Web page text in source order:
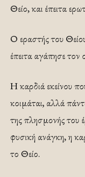
Θείο, και έπειτα
Ο εραστής του
έπειτα αγάπησε
Η καρδιά εκείνου
κοιμάται, αλλά
της πλησμονής του
φυσική ανάγκη, η
το Θείο.